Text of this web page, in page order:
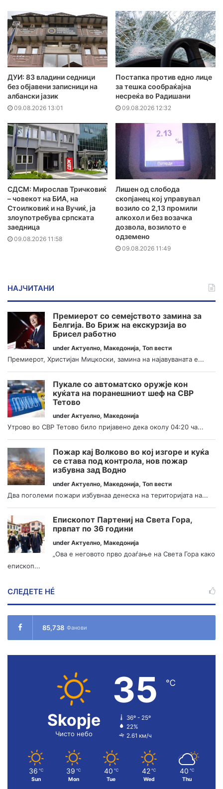
ДУИ: 83 владини седници
без објавени записници на
албански јазик
09.08.2026 13:01
Постапка против едно лице
за тешка сообраќајна
несреќа во Радишани
09.08.2026 12:32
СДСМ: Мирослав Тричковиќ
– човекот на БИА, на
Стоилковиќ и на Вучиќ, ја
злоупотребува српската
заедница
09.08.2026 11:58
Лишен од слобода
скопјанец кој управувал
возило со 2,13 промили
алкохол и без возачка
дозвола, возилото е
одземено
09.08.2026 11:49
НАЈЧИТАНИ
Премиерот со семејството замина за
Белгија. Во Бриж на екскурзија во
Брисел работно
under Актуелно, Македонија, Топ вести
Премиерот, Христијан Мицкоски, замина на најавуваната е...
Пукале со автоматско оружје кон
куќата на поранешниот шеф на СВР
Тетово
under Актуелно, Македонија
Утрово во СВР Тетово било пријавено дека околу 04:20 ча...
Пожар кај Волково во кој изгоре и куќа
се става под контрола, нов пожар
избувна зад Водно
under Актуелно, Македонија, Топ вести
Два поголеми пожари избувнаа денеска на територијата на...
Епископот Партениј на Света Гора,
првпат по 36 години
under Актуелно, Македонија
„Ова е неговото прво доаѓање на Света Гора како
епископ...
СЛЕДЕТЕ НÉ
85,738 Фанови
Skopje
Чисто небо
35 ℃
36º - 25º
22%
2.61 км/ч
36 ℃
Sun
39 ℃
Mon
40 ℃
Tue
42 ℃
Wed
40 ℃
Thu